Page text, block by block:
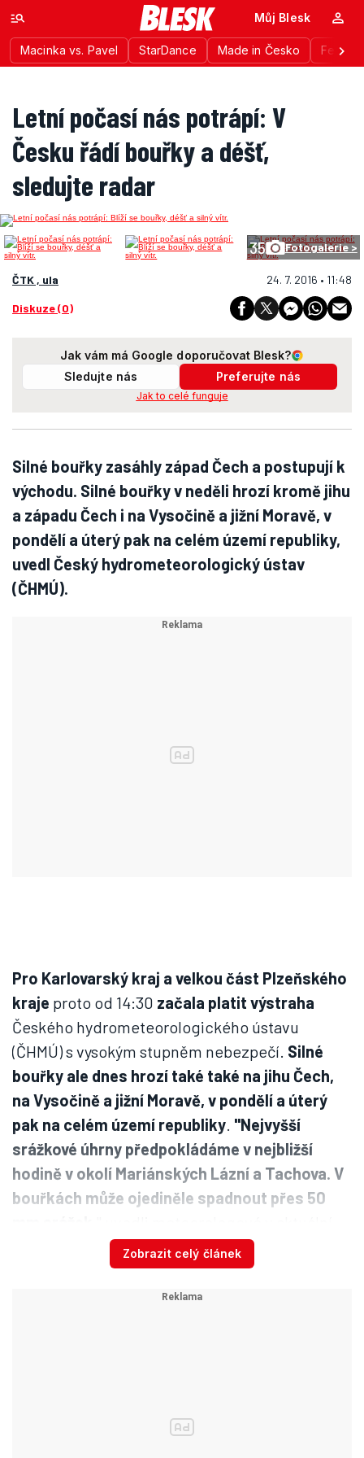
Macinka vs. Pavel StarDance Made in Česko
Můj Blesk
Letní počasí nás potrápí: V
Česku řádí bouřky a déšť,
sledujte radar
35 Fotogalerie >
ČTK , ula 24. 7. 2016 • 11:48
Diskuze (0)
Jak vám má Google doporučovat Blesk?
Sledujte nás
Preferujte nás
Jak to celé funguje
Silné bouřky zasáhly západ Čech a postupují k
východu. Silné bouřky v neděli hrozí kromě jihu
a západu Čech i na Vysočině a jižní Moravě, v
pondělí a úterý pak na celém území republiky,
uvedl Český hydrometeorologický ústav
(ČHMÚ).
Pro Karlovarský kraj a velkou část Plzeňského
kraje proto od 14:30 začala platit výstraha
Českého hydrometeorologického ústavu
(ČHMÚ) s vysokým stupněm nebezpečí. Silné
bouřky ale dnes hrozí také také na jihu Čech,
na Vysočině a jižní Moravě, v pondělí a úterý
pak na celém území republiky. "Nejvyšší
srážkové úhrny předpokládáme v nejbližší
hodině v okolí Mariánských Lázní a Tachova. V
bouřkách může ojediněle spadnout přes 50
Od pondělních 13:00 do úterních 22:00 se pak
Zobrazit celý článek